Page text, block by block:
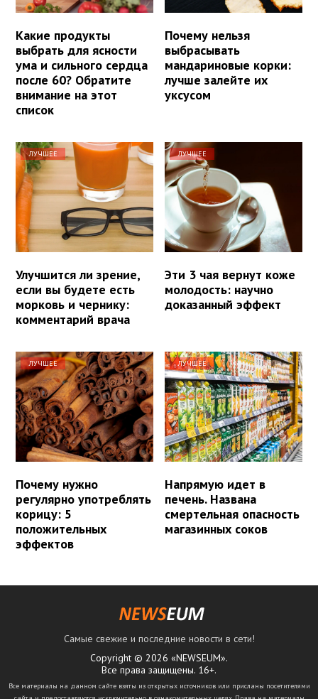
Какие продукты
выбрать для ясности
ума и сильного сердца
после 60? Обратите
внимание на этот
список
Почему нельзя
выбрасывать
мандариновые корки:
лучше залейте их
уксусом
ЛУЧШЕЕ
Улучшится ли зрение,
если вы будете есть
морковь и чернику:
комментарий врача
ЛУЧШЕЕ
Эти 3 чая вернут коже
молодость: научно
доказанный эффект
ЛУЧШЕЕ
Почему нужно
регулярно употреблять
корицу: 5
положительных
эффектов
ЛУЧШЕЕ
Напрямую идет в
печень. Названа
смертельная опасность
магазинных соков
Самые свежие и последние новости в сети!
Copyright © 2026 «NEWSEUM».
Все права защищены. 16+.
Все материалы на данном сайте взяты из открытых источников или присланы посетителями